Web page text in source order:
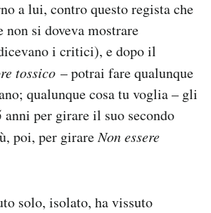
a lui, contro questo regista che
non si doveva mostrare
i critici), e dopo il
tossico – potrai fare qualunque
qualunque cosa tu voglia – gli
per girare il suo secondo
poi, per girareNon essere
solo, isolato, ha vissuto